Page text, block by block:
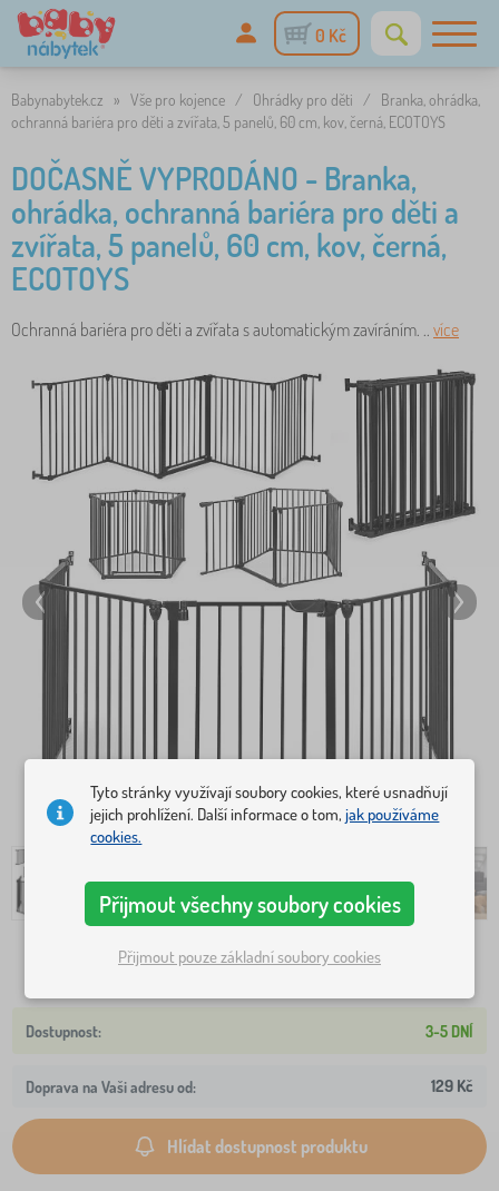
0 Kč
Babynabytek.cz » Vše pro kojence / Ohrádky pro děti /
Branka, ohrádka,
ochranná bariéra pro děti a zvířata, 5 panelů, 60 cm, kov, černá, ECOTOYS
DOČASNĚ VYPRODÁNO - Branka,
ohrádka, ochranná bariéra pro děti a
zvířata, 5 panelů, 60 cm, kov, černá,
ECOTOYS
Ochranná bariéra pro děti a zvířata s automatickým zavíráním. .. více
2 060 Kč
3-5 DNÍ
Doprava na Vaši adresu od: 129 Kč
Hlídat dostupnost produktu
Tyto stránky využívají soubory cookies, které usnadňují
jejich prohlížení. Další informace o tom,jak používáme
cookies.
Přijmout všechny soubory cookies
Přijmout pouze základní soubory cookies